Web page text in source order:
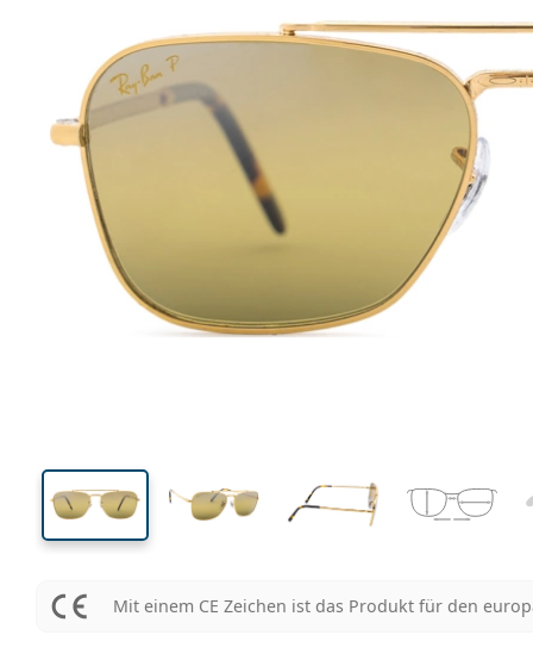
137 mm
Brillenbreite
43 mm
Glashöhe Glasbreite
Mit einem CE Zeichen ist das Produkt für den